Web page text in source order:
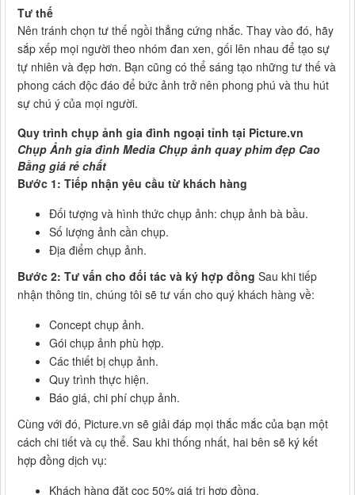
Tư thế
Nên tránh chọn tư thế ngồi thẳng cứng nhắc. Thay vào đó, hãy
sắp xếp mọi người theo nhóm đan xen, gối lên nhau để tạo sự
tự nhiên và đẹp hơn. Bạn cũng có thể sáng tạo những tư thế và
phong cách độc đáo để bức ảnh trở nên phong phú và thu hút
sự chú ý của mọi người.
Quy trình chụp ảnh gia đình ngoại tỉnh tại Picture.vn
Chụp Ảnh gia đình Media Chụp ảnh quay phim đẹp Cao
Bằng giá rẻ chất
Bước 1: Tiếp nhận yêu cầu từ khách hàng
Đối tượng và hình thức chụp ảnh: chụp ảnh bà bầu.
Số lượng ảnh cần chụp.
Địa điểm chụp ảnh.
Bước 2: Tư vấn cho đối tác và ký hợp đồng Sau khi tiếp
nhận thông tin, chúng tôi sẽ tư vấn cho quý khách hàng về:
Concept chụp ảnh.
Gói chụp ảnh phù hợp.
Các thiết bị chụp ảnh.
Quy trình thực hiện.
Báo giá, chi phí chụp ảnh.
Cùng với đó, Picture.vn sẽ giải đáp mọi thắc mắc của bạn một
cách chi tiết và cụ thể. Sau khi thống nhất, hai bên sẽ ký kết
hợp đồng dịch vụ:
Khách hàng đặt cọc 50% giá trị hợp đồng.